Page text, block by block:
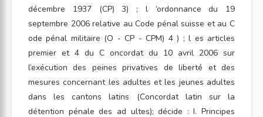
décembre 1937 (CP) 3) ; l ’ordonnance du 19
septembre 2006 relative au Code pénal suisse et au C
ode pénal militaire (O - CP - CPM) 4 ) ; l es articles
premier et 4 du C oncordat du 10 avril 2006 sur
l’exécution des peines privatives de liberté et des
mesures concernant les adultes et les jeunes adultes
dans les cantons latins (Concordat latin sur la
détention pénale des ad ultes); décide : I. Principes